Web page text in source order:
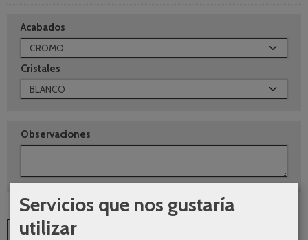
Acabados
Cristales
Observaciones
Servicios que nos gustaría
utilizar